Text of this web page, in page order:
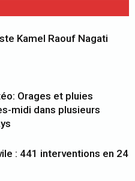
Kamel Raouf Nagati
Orages et pluies
midi dans plusieurs
: 441 interventions en 24